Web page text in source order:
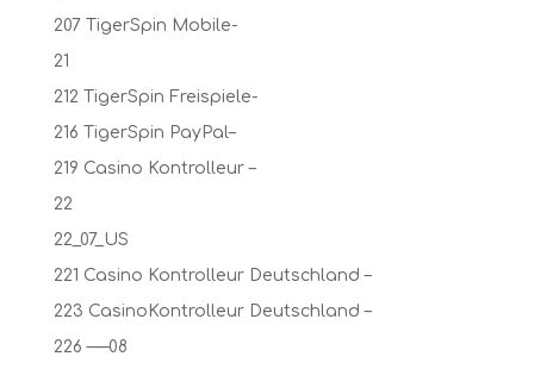
207 TigerSpin Mobile-
21
212 TigerSpin Freispiele-
216 TigerSpin PayPal–
219 Casino Kontrolleur –
22
22_07_US
221 Casino Kontrolleur Deutschland –
223 CasinoKontrolleur Deutschland –
226 —–08